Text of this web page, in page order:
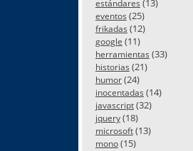
estándares (13)
eventos (25)
frikadas (12)
google (11)
herramientas (33)
historias (21)
humor(24)
inocentadas (14)
javascript(32)
jquery(18)
microsoft(13)
mono(15)